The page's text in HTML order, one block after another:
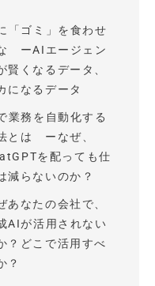
「ゴミ」を食わせ
ーAIエージェン
賢くなるデータ、
になるデータ
業務を自動化する
とは ーなぜ、
を配っても仕
減らないのか？
あなたの会社で、
AIが活用されない
？どこで活用すべ
？